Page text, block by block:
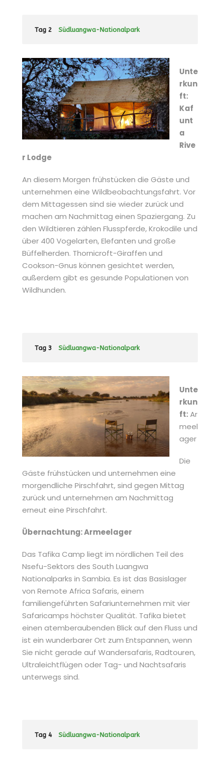
Tag 2 Südluangwa-Nationalpark
Unte
rkun
ft:
Kaf
unt
a
Rive
r Lodge
An diesem Morgen frühstücken die Gäste und
unternehmen eine Wildbeobachtungsfahrt. Vor
dem Mittagessen sind sie wieder zurück und
machen am Nachmittag einen Spaziergang. Zu
den Wildtieren zählen Flusspferde, Krokodile und
über 400 Vogelarten, Elefanten und große
Büffelherden. Thornicroft-Giraffen und
Cookson-Gnus können gesichtet werden,
außerdem gibt es gesunde Populationen von
Wildhunden.
Tag 3 Südluangwa-Nationalpark
Unte
rkun
ft:Ar
meel
ager
Die
Gäste frühstücken und unternehmen eine
morgendliche Pirschfahrt, sind gegen Mittag
zurück und unternehmen am Nachmittag
erneut eine Pirschfahrt.
Übernachtung: Armeelager
Das Tafika Camp liegt im nördlichen Teil des
Nsefu-Sektors des South Luangwa
Nationalparks in Sambia. Es ist das Basislager
von Remote Africa Safaris, einem
familiengeführten Safariunternehmen mit vier
Safaricamps höchster Qualität. Tafika bietet
einen atemberaubenden Blick auf den Fluss und
ist ein wunderbarer Ort zum Entspannen, wenn
Sie nicht gerade auf Wandersafaris, Radtouren,
Ultraleichtflügen oder Tag- und Nachtsafaris
unterwegs sind.
Tag 4 Südluangwa-Nationalpark